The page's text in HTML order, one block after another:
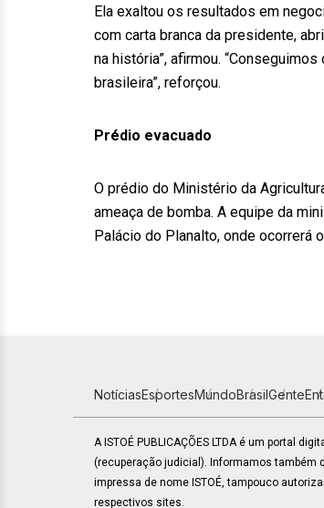
Ela exaltou os resultados em
com carta branca da presidente,
na história”, afirmou.
brasileira”, reforçou.
Prédio evacuado
O prédio do Ministério da
ameaça de bomba. A equipe da
Palácio do Planalto, onde ocorrerá
NotíciasEsportesMundoBrasilGente
A ISTOÉ PUBLICAÇÕES LTDA é um portal
(recuperação judicial). Informamos
impressa de nome ISTOÉ, tampouco
respectivos sites.